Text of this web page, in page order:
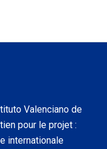
Valenciano de
pour le projet :
internationale